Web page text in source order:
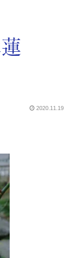
2020.11.19